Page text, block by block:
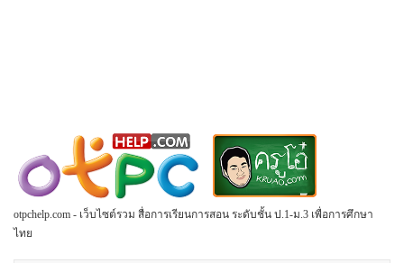
otpchelp.com - เว็บไซต์รวม สื่อการเรียนการสอน ระดับชั้น ป.1-ม.3 เพื่อการศึกษา
ไทย